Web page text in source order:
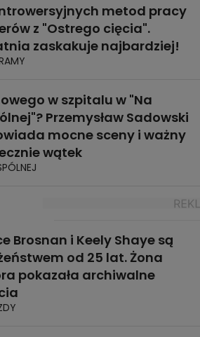
metod pracy
z "Ostrego cięcia".
zaskakuje najbardziej!
w szpitalu w "Na
Przemysław Sadowski
mocne sceny i ważny
wątek
Brosnan i Keely Shaye są
od 25 lat. Żona
pokazała archiwalne